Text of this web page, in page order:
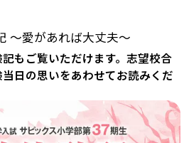
～愛があれば大丈夫～
もご覧いただけます。志望校合
日の思いをあわせてお読みくだ